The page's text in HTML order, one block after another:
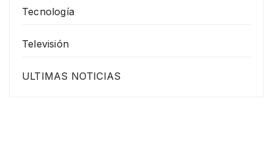
Tecnología
Televisión
ULTIMAS NOTICIAS